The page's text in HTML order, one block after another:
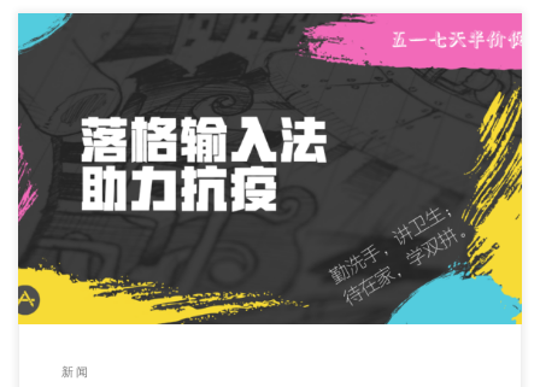
本次活动从 2020 年 5 月 1号 开始 直到 7 号，落格输入法【经典
版】 半价 […]
新闻